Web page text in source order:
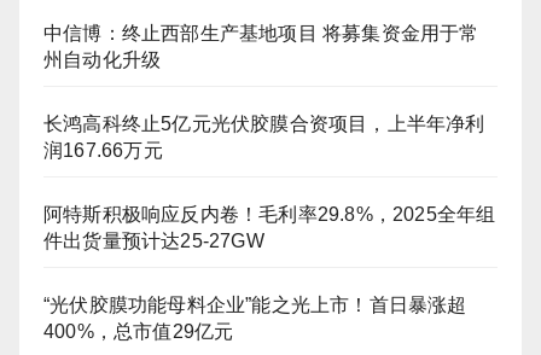
中信博：终止西部生产基地项目 将募集资金用于常
州自动化升级
长鸿高科终止5亿元光伏胶膜合资项目，上半年净利
润167.66万元
阿特斯积极响应反内卷！毛利率29.8%，2025全年组
件出货量预计达25-27GW
“光伏胶膜功能母料企业”能之光上市！首日暴涨超
400%，总市值29亿元